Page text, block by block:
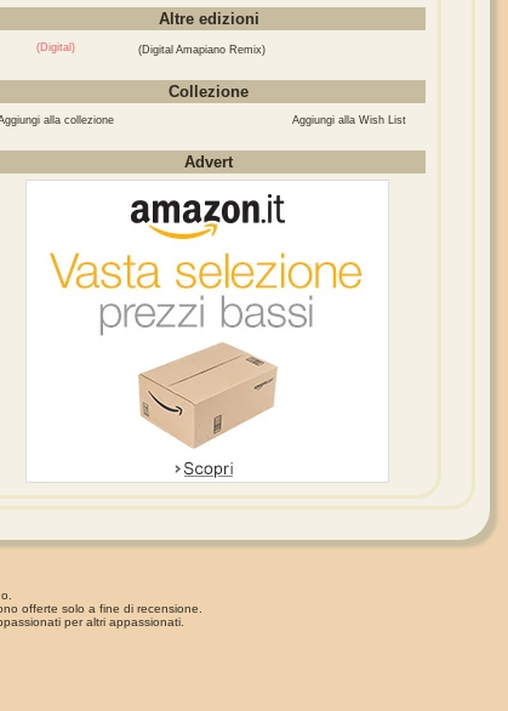
Altre edizioni
(Digital) (Digital Amapiano Remix)
Collezione
alla collezione Aggiungi alla Wish List
Advert
offerte solo a fine di recensione.
per altri appassionati.